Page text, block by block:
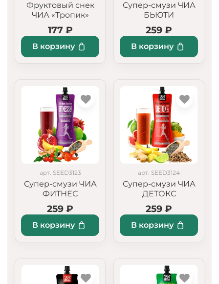
Фруктовый снек
ЧИА «Тропик»
177 ₽
В корзину
Супер-смузи ЧИА
БЬЮТИ
259 ₽
В корзину
арт. SEED3123
Супер-смузи ЧИА
ФИТНЕС
259 ₽
В корзину
арт. SEED3124
Супер-смузи ЧИА
ДЕТОКС
259 ₽
В корзину